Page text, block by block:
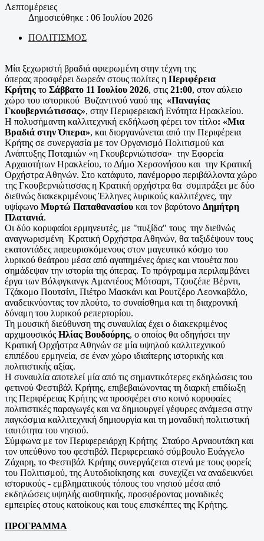
Λεπτομέρειες
Δημοσιεύθηκε : 06 Ιουλίου 2026
ΠΟΛΙΤΙΣΜΟΣ
Μία ξεχωριστή βραδιά αφιερωμένη στην τέχνη της
όπερας προσφέρει δωρεάν στους πολίτες η Περιφέρεια
Κρήτης το Σάββατο 11 Ιουλίου 2026, στις 21:00, στον αύλειο
χώρο του ιστορικού Βυζαντινού ναού της «Παναγίας
Γκουβερνιώτισσας», στην Περιφερειακή Ενότητα Ηρακλείου.
Η πολυσήμαντη καλλιτεχνική εκδήλωση φέρει τον τίτλο: «Μια
Βραδιά στην Όπερα», και διοργανώνεται από την Περιφέρεια
Κρήτης σε συνεργασία με τον Οργανισμό Πολιτισμού και
Ανάπτυξης Ποταμιών «η Γκουβερνιώτισσα» την Εφορεία
Αρχαιοτήτων Ηρακλείου, το Δήμο Χερσονήσου και την Κρατική
Ορχήστρα Αθηνών. Στο κατάφυτο, πανέμορφο περιβάλλοντα χώρο
της Γκουβερνιώτισσας η Κρατική ορχήστρα θα συμπράξει με δύο
διεθνώς διακεκριμένους Έλληνες λυρικούς καλλιτέχνες, την
υψίφωνο Μυρτώ Παπαθανασίου και τον βαρύτονο Δημήτρη
Πλατανιά.
Οι δύο κορυφαίοι ερμηνευτές, με "πυξίδα" τους την διεθνώς
αναγνωρισμένη Κρατική Ορχήστρα Αθηνών, θα ταξιδέψουν τους
εκατοντάδες παρευρισκόμενους στον μαγευτικό κόσμο του
λυρικού θεάτρου μέσα από αγαπημένες άριες και ντουέτα που
σημάδεψαν την ιστορία της όπερας. Το πρόγραμμα περιλαμβάνει
έργα των Βόλφγκανγκ Αμαντέους Μότσαρτ, Τζουζέπε Βέρντι,
Τζάκομο Πουτσίνι, Πιέτρο Μασκάνι και Ρουτζέρο Λεονκαβάλο,
αναδεικνύοντας τον πλούτο, το συναίσθημα και τη διαχρονική
δύναμη του λυρικού ρεπερτορίου.
Τη μουσική διεύθυνση της συναυλίας έχει ο διακεκριμένος
αρχιμουσικός Ηλίας Βουδούρης, ο οποίος θα οδηγήσει την
Κρατική Ορχήστρα Αθηνών σε μία υψηλού καλλιτεχνικού
επιπέδου ερμηνεία, σε έναν χώρο ιδιαίτερης ιστορικής και
πολιτιστικής αξίας.
Η συναυλία αποτελεί μία από τις σημαντικότερες εκδηλώσεις του
φετινού Φεστιβάλ Κρήτης, επιβεβαιώνοντας τη διαρκή επιδίωξη
της Περιφέρειας Κρήτης να προσφέρει στο κοινό κορυφαίες
πολιτιστικές παραγωγές και να δημιουργεί γέφυρες ανάμεσα στην
παγκόσμια καλλιτεχνική δημιουργία και τη μοναδική πολιτιστική
ταυτότητα του νησιού.
Σύμφωνα με τον Περιφερειάρχη Κρήτης Σταύρο Αρναουτάκη και
τον υπεύθυνο του φεστιβάλ Περιφερειακό σύμβουλο Ευάγγελο
Ζάχαρη, το Φεστιβάλ Κρήτης συνεργάζεται στενά με τους φορείς
του Πολιτισμού, της Αυτοδιοίκησης και συνεχίζει να αναδεικνύει
ιστορικούς - εμβληματικούς τόπους του νησιού μέσα από
εκδηλώσεις υψηλής αισθητικής, προσφέροντας μοναδικές
εμπειρίες στους κατοίκους και τους επισκέπτες της Κρήτης.
ΠΡΟΓΡΑΜΜΑ